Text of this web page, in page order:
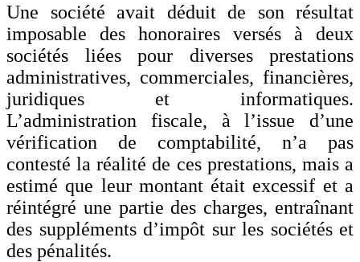
Une société avait déduit de son résultat
imposable des honoraires versés à deux
sociétés liées pour diverses prestations
administratives, commerciales, financières,
juridiques et informatiques.
L’administration fiscale, à l’issue d’une
vérification de comptabilité, n’a pas
contesté la réalité de ces prestations, mais a
estimé que leur montant était excessif et a
réintégré une partie des charges, entraînant
des suppléments d’impôt sur les sociétés et
des pénalités.